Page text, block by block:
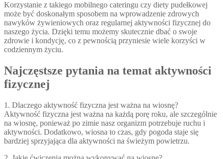
Korzystanie z takiego mobilnego cateringu czy diety pudełkowej
może być doskonałym sposobem na wprowadzenie zdrowych
nawyków żywieniowych oraz regularnej aktywności fizycznej do
naszego życia. Dzięki temu możemy skutecznie dbać o swoje
zdrowie i kondycję, co z pewnością przyniesie wiele korzyści w
codziennym życiu.
Najczęstsze pytania na temat aktywności
fizycznej
1. Dlaczego aktywność fizyczna jest ważna na wiosnę?
Aktywność fizyczna jest ważna na każdą porę roku, ale szczególnie
na wiosnę, ponieważ po zimie nasz organizm potrzebuje ruchu i
aktywności. Dodatkowo, wiosna to czas, gdy pogoda staje się
bardziej sprzyjająca dla aktywności na świeżym powietrzu.